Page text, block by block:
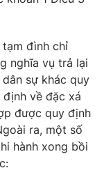
tạm đình chỉ
nghĩa vụ trả lại
sự khác quy
về đặc xá
được quy định
ra, một số
hành xong bồi